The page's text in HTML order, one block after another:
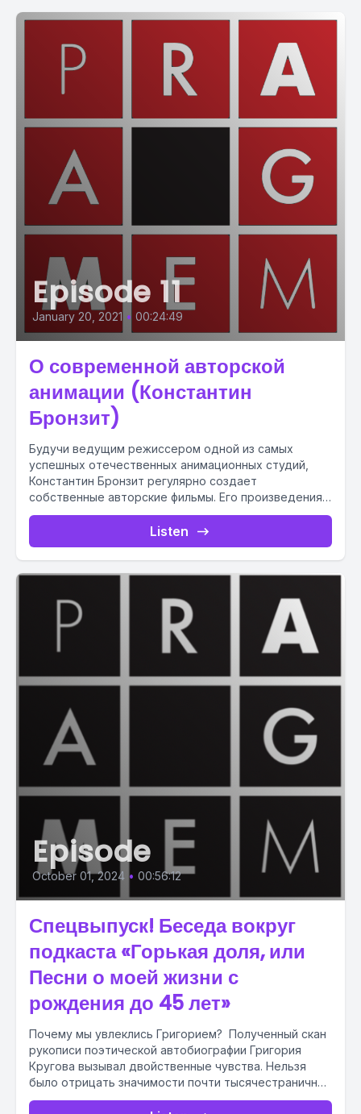
Episode 11
January 20, 2021 • 00:24:49
О современной авторской
анимации (Константин
Бронзит)
Будучи ведущим режиссером одной из самых
успешных отечественных анимационных студий,
Константин Бронзит регулярно создает
собственные авторские фильмы. Его произведения
становятся событием в отечественной и...
Listen
Episode
October 01, 2024 • 00:56:12
Спецвыпуск! Беседа вокруг
подкаста «Горькая доля, или
Песни о моей жизни с
рождения до 45 лет»
Почему мы увлеклись Григорием? Полученный скан
рукописи поэтической автобиографии Григория
Кругова вызывал двойственные чувства. Нельзя
было отрицать значимости почти тысячестраничной
поэмы, созданной автором из...